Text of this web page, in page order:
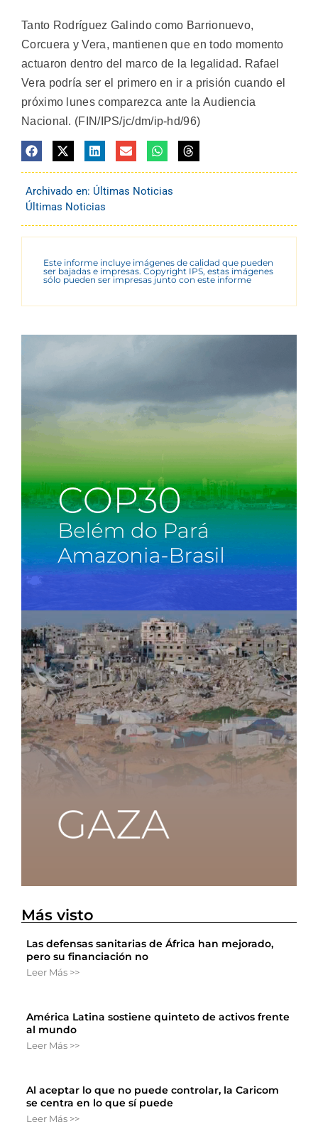
Tanto Rodríguez Galindo como Barrionuevo,
Corcuera y Vera, mantienen que en todo momento
actuaron dentro del marco de la legalidad. Rafael
Vera podría ser el primero en ir a prisión cuando el
próximo lunes comparezca ante la Audiencia
Nacional. (FIN/IPS/jc/dm/ip-hd/96)
Archivado en: Últimas Noticias
Últimas Noticias
Este informe incluye imágenes de calidad que pueden
ser bajadas e impresas. Copyright IPS, estas imágenes
sólo pueden ser impresas junto con este informe
Más visto
Las defensas sanitarias de África han mejorado,
pero su financiación no
Leer Más >>
América Latina sostiene quinteto de activos frente
al mundo
Leer Más >>
Al aceptar lo que no puede controlar, la Caricom
se centra en lo que sí puede
Leer Más >>